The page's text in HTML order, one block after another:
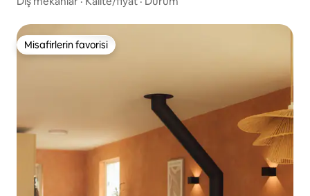
Misafirlerin favorisi
Misafirlerin favorisi